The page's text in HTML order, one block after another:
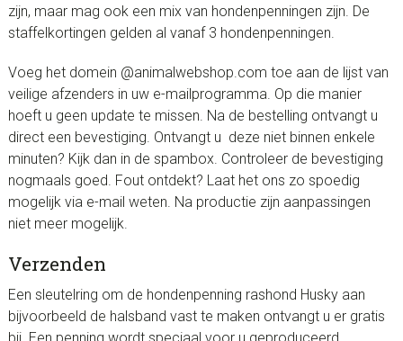
zijn, maar mag ook een mix van hondenpenningen zijn. De
staffelkortingen gelden al vanaf 3 hondenpenningen.
Voeg het domein @animalwebshop.com toe aan de lijst van
veilige afzenders in uw e-mailprogramma. Op die manier
hoeft u geen update te missen. Na de bestelling ontvangt u
direct een bevestiging. Ontvangt u deze niet binnen enkele
minuten? Kijk dan in de spambox. Controleer de bevestiging
nogmaals goed. Fout ontdekt? Laat het ons zo spoedig
mogelijk via e-mail weten. Na productie zijn aanpassingen
niet meer mogelijk.
Verzenden
Een sleutelring om de hondenpenning rashond Husky aan
bijvoorbeeld de halsband vast te maken ontvangt u er gratis